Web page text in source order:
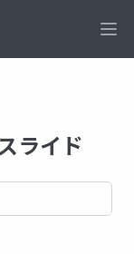
ライド